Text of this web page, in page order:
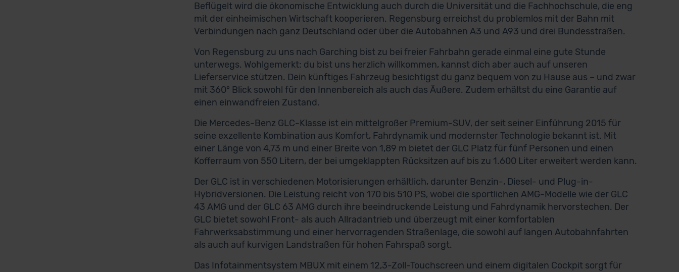
Beflügelt wird die ökonomische Entwicklung auch durch die Universität und die Fachhochschule, die eng
mit der einheimischen Wirtschaft kooperieren. Regensburg erreichst du problemlos mit der Bahn mit
Verbindungen nach ganz Deutschland oder über die Autobahnen A3 und A93 und drei Bundesstraßen.
Von Regensburg zu uns nach Garching bist zu bei freier Fahrbahn gerade einmal eine gute Stunde
unterwegs. Wohlgemerkt: du bist uns herzlich willkommen, kannst dich aber auch auf unseren
Lieferservice stützen. Dein künftiges Fahrzeug besichtigst du ganz bequem von zu Hause aus – und zwar
mit 360° Blick sowohl für den Innenbereich als auch das Äußere. Zudem erhältst du eine Garantie auf
einen einwandfreien Zustand.
Die Mercedes-Benz GLC-Klasse ist ein mittelgroßer Premium-SUV, der seit seiner Einführung 2015 für
seine exzellente Kombination aus Komfort, Fahrdynamik und modernster Technologie bekannt ist. Mit
einer Länge von 4,73 m und einer Breite von 1,89 m bietet der GLC Platz für fünf Personen und einen
Kofferraum von 550 Litern, der bei umgeklappten Rücksitzen auf bis zu 1.600 Liter erweitert werden kann.
Der GLC ist in verschiedenen Motorisierungen erhältlich, darunter Benzin-, Diesel- und Plug-in-
Hybridversionen. Die Leistung reicht von 170 bis 510 PS, wobei die sportlichen AMG-Modelle wie der GLC
43 AMG und der GLC 63 AMG durch ihre beeindruckende Leistung und Fahrdynamik hervorstechen. Der
GLC bietet sowohl Front- als auch Allradantrieb und überzeugt mit einer komfortablen
Fahrwerksabstimmung und einer hervorragenden Straßenlage, die sowohl auf langen Autobahnfahrten
als auch auf kurvigen Landstraßen für hohen Fahrspaß sorgt.
Das Infotainmentsystem MBUX mit einem 12,3-Zoll-Touchscreen und einem digitalen Cockpit sorgt für